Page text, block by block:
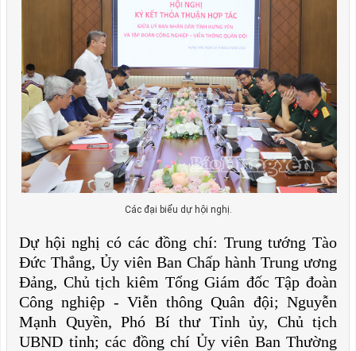
Các đại biểu dự hội nghị.
Dự hội nghị có các đồng chí: Trung tướng Tào
Đức Thắng, Ủy viên Ban Chấp hành Trung ương
Đảng, Chủ tịch kiêm Tổng Giám đốc Tập đoàn
Công nghiệp - Viễn thông Quân đội; Nguyễn
Mạnh Quyền, Phó Bí thư Tỉnh ủy, Chủ tịch
UBND tỉnh; các đồng chí Ủy viên Ban Thường